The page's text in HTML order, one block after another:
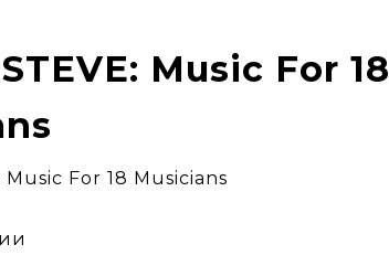
Music For 18
Music For 18 Musicians